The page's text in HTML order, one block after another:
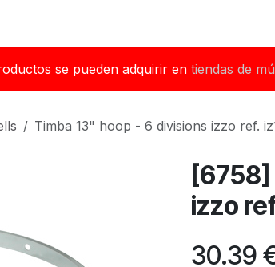
se pueden adquirir en tiendas de
Timba 13" hoop - 6 divisions izzo ref.
izzo
30.39